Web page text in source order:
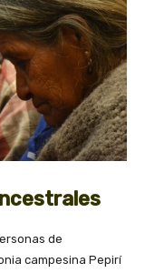
de
campesina Pepirí